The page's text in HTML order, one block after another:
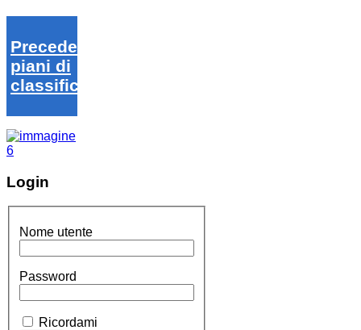
Precedenti
piani di
classifica
Login
Nome utente
Password
Ricordami